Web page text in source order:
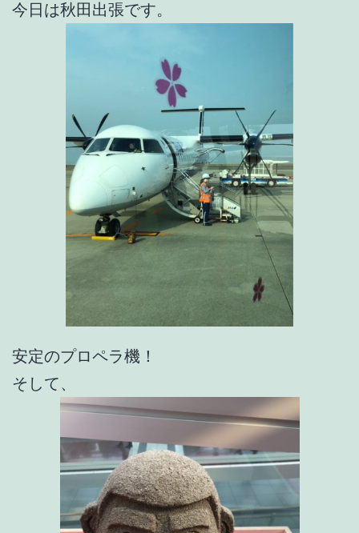
今日は秋田出張です。
安定のプロペラ機！
そして、